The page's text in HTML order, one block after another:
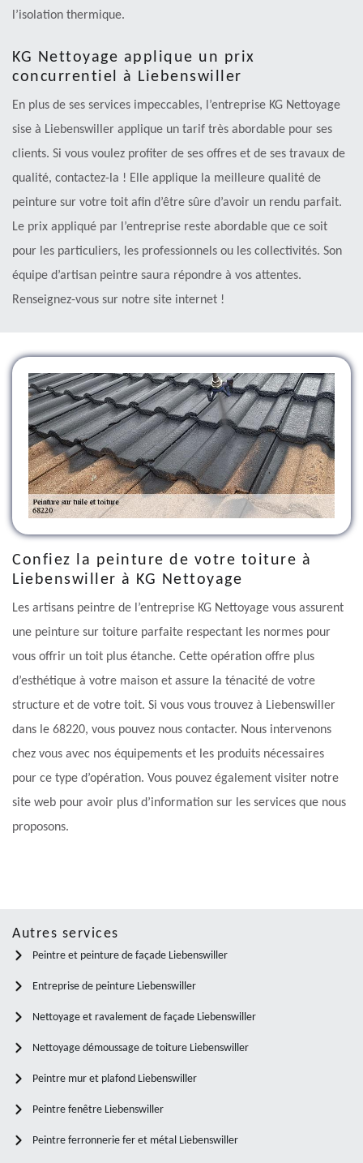
l’isolation thermique.
KG Nettoyage applique un prix
concurrentiel à Liebenswiller
En plus de ses services impeccables, l’entreprise KG Nettoyage
sise à Liebenswiller applique un tarif très abordable pour ses
clients. Si vous voulez profiter de ses offres et de ses travaux de
qualité, contactez-la ! Elle applique la meilleure qualité de
peinture sur votre toit afin d’être sûre d’avoir un rendu parfait.
Le prix appliqué par l’entreprise reste abordable que ce soit
pour les particuliers, les professionnels ou les collectivités. Son
équipe d’artisan peintre saura répondre à vos attentes.
Renseignez-vous sur notre site internet !
Confiez la peinture de votre toiture à
Liebenswiller à KG Nettoyage
Les artisans peintre de l’entreprise KG Nettoyage vous assurent
une peinture sur toiture parfaite respectant les normes pour
vous offrir un toit plus étanche. Cette opération offre plus
d’esthétique à votre maison et assure la ténacité de votre
structure et de votre toit. Si vous vous trouvez à Liebenswiller
dans le 68220, vous pouvez nous contacter. Nous intervenons
chez vous avec nos équipements et les produits nécessaires
pour ce type d’opération. Vous pouvez également visiter notre
site web pour avoir plus d’information sur les services que nous
proposons.
Autres services
Peintre et peinture de façade Liebenswiller
Entreprise de peinture Liebenswiller
Nettoyage et ravalement de façade Liebenswiller
Nettoyage démoussage de toiture Liebenswiller
Peintre mur et plafond Liebenswiller
Peintre fenêtre Liebenswiller
Peintre ferronnerie fer et métal Liebenswiller